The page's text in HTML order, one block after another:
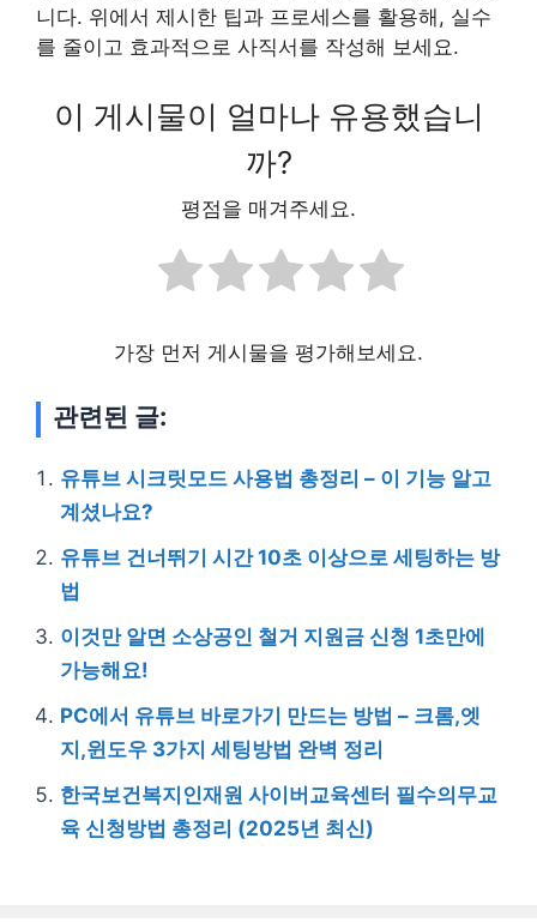
니다. 위에서 제시한 팁과 프로세스를 활용해, 실수
를 줄이고 효과적으로 사직서를 작성해 보세요.
이 게시물이 얼마나 유용했습니
까?
평점을 매겨주세요.
가장 먼저 게시물을 평가해보세요.
관련된 글:
유튜브 시크릿모드 사용법 총정리 – 이 기능 알고
계셨나요?
유튜브 건너뛰기 시간 10초 이상으로 세팅하는 방
법
이것만 알면 소상공인 철거 지원금 신청 1초만에
가능해요!
PC에서 유튜브 바로가기 만드는 방법 – 크롬,엣
지,윈도우 3가지 세팅방법 완벽 정리
한국보건복지인재원 사이버교육센터 필수의무교
육 신청방법 총정리 (2025년 최신)